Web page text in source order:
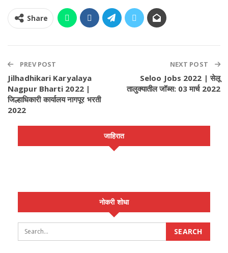
Share
PREV POST
Jilhadhikari Karyalaya
Nagpur Bharti 2022 |
जिल्हाधिकारी कार्यालय नागपूर भरती
2022
NEXT POST
Seloo Jobs 2022 | सेलू
तालुक्यातील जॉब्स: 03 मार्च 2022
जाहिरात
नोकरी शोधा